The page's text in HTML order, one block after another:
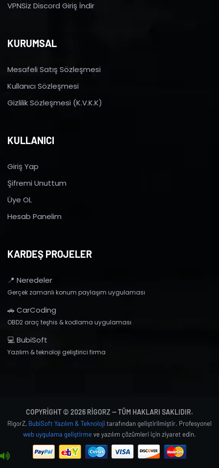
VPNSiz Discord Giriş İndir
KURUMSAL
Mesafeli Satış Sözleşmesi
Kullanıcı Sözleşmesi
Gizlilik Sözleşmesi (K.V.K.K)
KULLANICI
Giriş Yap
Şifremi Unuttum
Üye OL
Hesab Panelim
KARDEŞ PROJELER
📍 Neredeler
Gerçek zamanlı konum paylaşım uygulaması
🚗 CarCoding
OBD2 araç teşhis & kodlama uygulaması
💻 BubiSoft
Yazılım & teknoloji geliştirici firma
COPYRIGHT © 2026 RIGORZ — TÜM HAKLARI SAKLIDIR.
RigorZ, BubiSoft Yazılım & Teknoloji tarafından geliştirilmiştir. Profesyonel
web uygulama geliştirmeve yazılım çözümleri için ziyaret edin.